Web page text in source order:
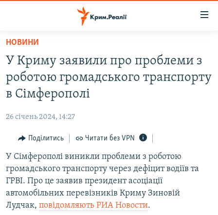
Перейти
основного
матеріалу
Перейти
до
основної
Перейти
пошуку
ВОДА.КРИМ
ВІДЕО ТА ФОТО
БЛОГИ
ПОГЛЯД
ІНТЕРВ'Ю
ВСЕ ЗА ДЕНЬ
СПЕЦПРОЕКТИ
ДЕПОРТАЦІЯ
ЯК ОБІЙТИ БЛОКУВАННЯ
НОВИНИ
У Криму заявили про проблеми з
роботою громадського транспорту
в Сімферополі
26 січень 2024, 14:27
Поділитись Читати без VPN
У Сімферополі виникли проблеми з роботою
громадського транспорту через дефіцит водіїв та
ГРВІ. Про це заявив президент асоціації
автомобільних перевізників Криму Зиновій
Лудчак, повідомляють РИА Новости.